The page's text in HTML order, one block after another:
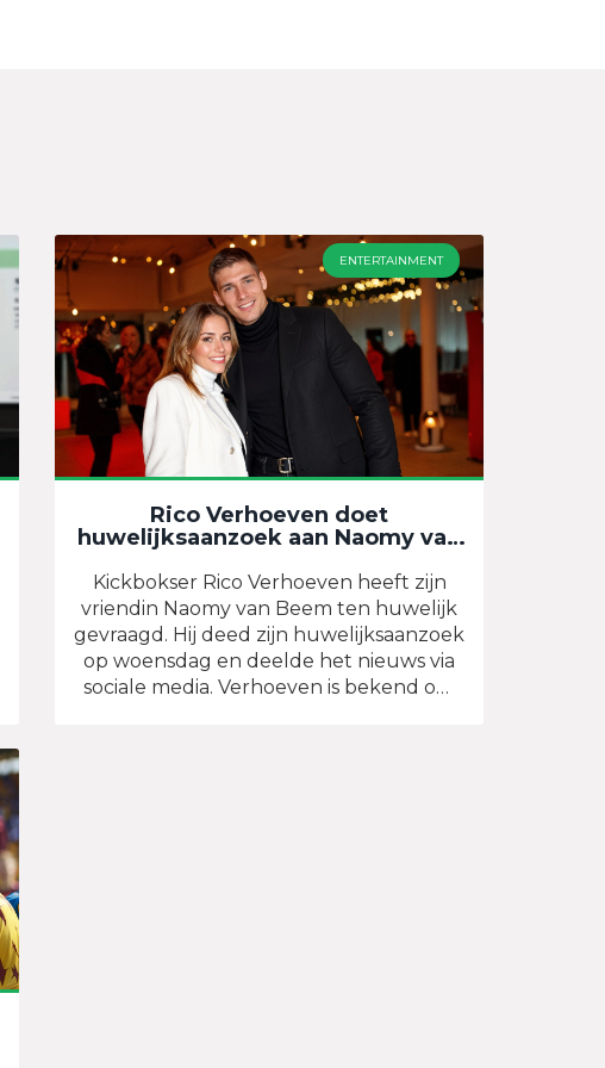
ENTERTAINMENT
Rico Verhoeven doet
huwelijksaanzoek aan Naomy van
Kickbokser Rico Verhoeven heeft zijn
vriendin Naomy van Beem ten huwelijk
gevraagd. Hij deed zijn huwelijksaanzoek
op woensdag en deelde het nieuws via
sociale media. Verhoeven is bekend om